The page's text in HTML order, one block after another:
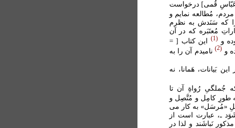
عَبّاسِ قُمی] درخواست
مُطالعه نمایم و
را كه سَنَدش به نظرم
مُعتَبَره كه در آن
و 1
اين كتاب [ =
و 2 ناميدم آن را به
بَیانات، هَمانا، نه
جُملگیِ رُواةِ آن تا
طورِ کامِل و مُتَّصِل و
«مُرسَل» به کار می
ـ، عبارت است از
نَباشَند و لذا در